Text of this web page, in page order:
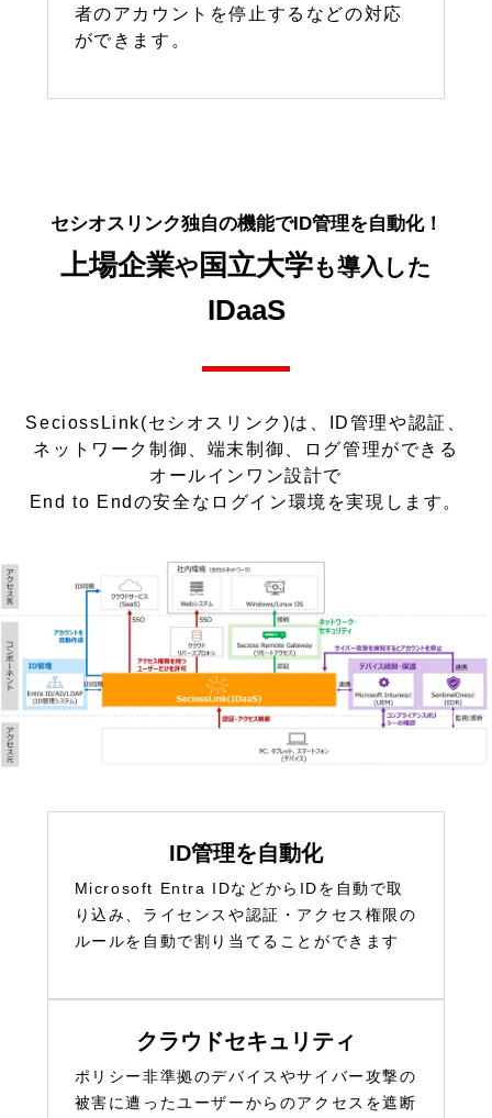
者のアカウントを停止するなどの対応
ができます。
セシオスリンク独自の機能でID管理を自動化！
上場企業や 国立大学も導入した
IDaaS
SeciossLink(セシオスリンク)は、ID管理や認証、
ネットワーク制御、端末制御、ログ管理ができる
オールインワン設計で
End to Endの安全なログイン環境を実現します。
ID管理を自動化
Microsoft Entra IDなどからIDを自動で取
り込み、ライセンスや認証・アクセス権限の
ルールを自動で割り当てることができます
クラウドセキュリティ
ポリシー非準拠のデバイスやサイバー攻撃の
被害に遭ったユーザーからのアクセスを遮断